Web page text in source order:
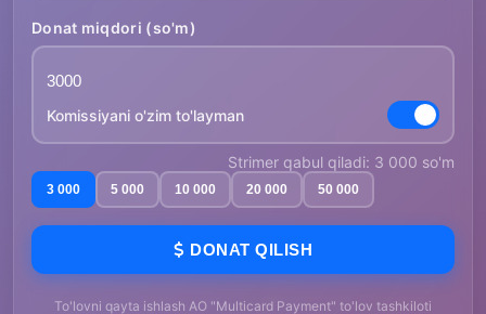
Donat miqdori (so'm)
Komissiyani o'zim to'layman
Strimer qabul qiladi: 3 000 so'm
3 000 5 000 10 000 20 000 50 000
DONAT QILISH
To'lovni qayta ishlash AO "Multicard Payment" to'lov tashkiloti